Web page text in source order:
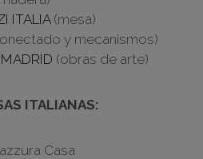
ITALIA(mesa)
y mecanismos)
(obras de arte)
ITALIANAS:
Casa